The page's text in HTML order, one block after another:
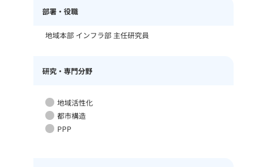
部署・役職
地域本部 インフラ部 主任研究員
研究・専門分野
地域活性化
都市構造
PPP